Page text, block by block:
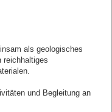
als geologisches
reichhaltiges
und Begleitung an